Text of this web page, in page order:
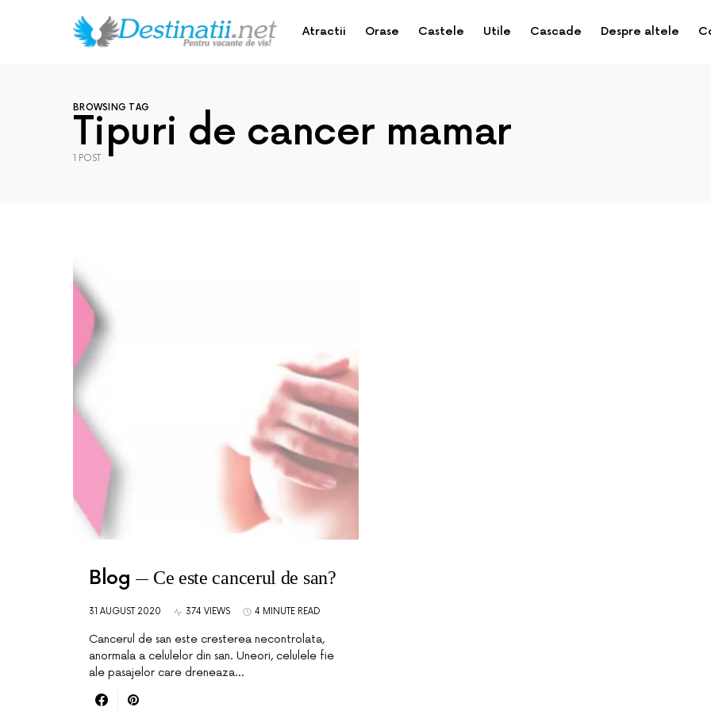
Atractii Orase Castele Utile Cascade Despre altele
BROWSING TAG
Tipuri de cancer mamar
1 POST
Blog Ce este cancerul de san?
31 AUGUST 2020 374 VIEWS 4 MINUTE READ
Cancerul de san este cresterea necontrolata,
anormala a celulelor din san. Uneori, celulele fie
ale pasajelor care dreneaza…